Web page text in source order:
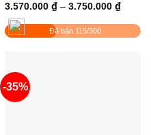
3.570.000 ₫ – 3.750.000 ₫
từ
Đã bán 115/300
-35%